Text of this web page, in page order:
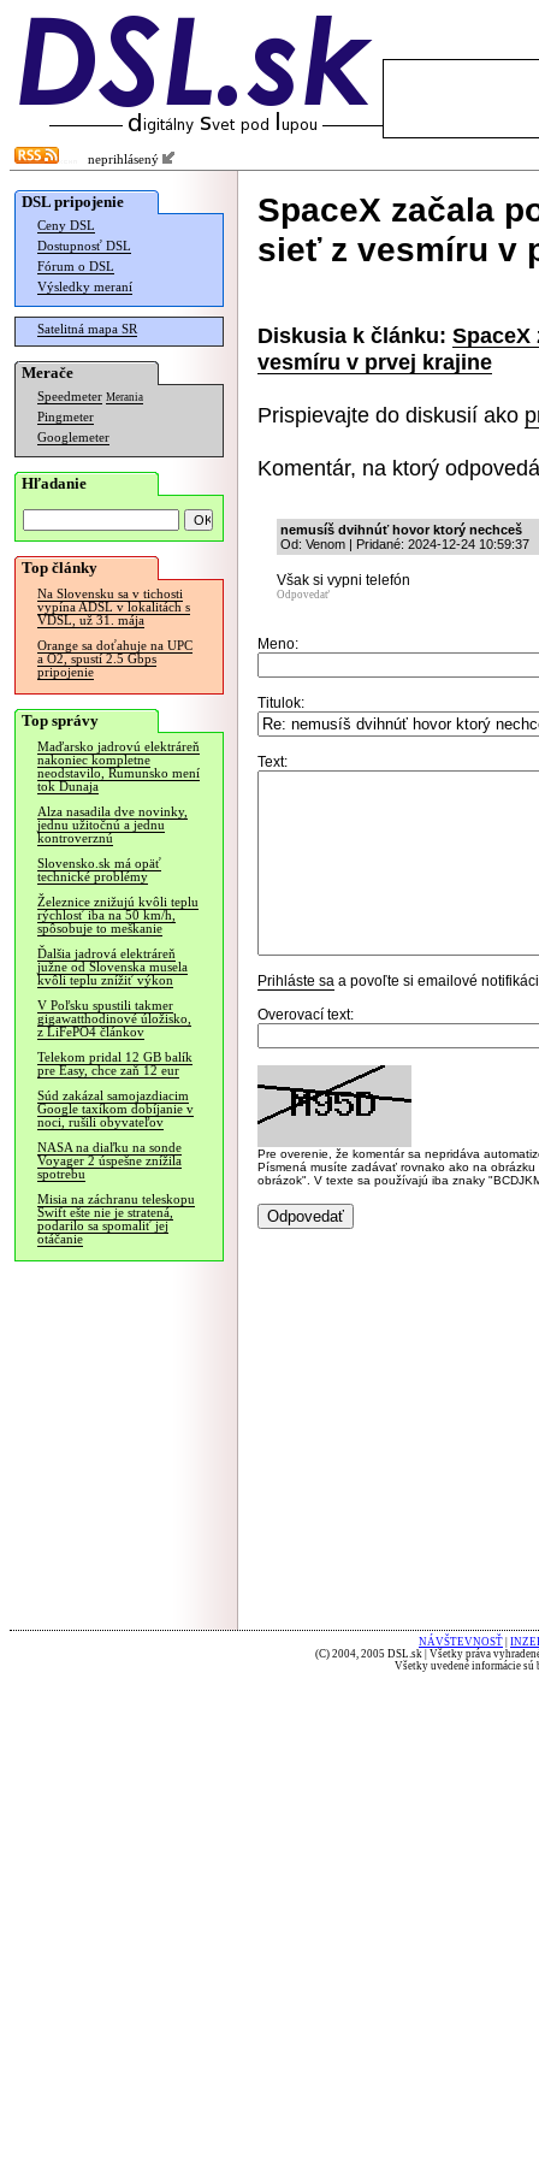
neprihlásený
DSL pripojenie
Ceny DSL
Dostupnosť DSL
Fórum o DSL
Výsledky meraní
Satelitná mapa SR
Merače
Speedmeter Merania
Pingmeter
Googlemeter
Hľadanie
Top články
Na Slovensku sa v tichosti
vypína ADSL v lokalitách s
VDSL, už 31. mája
Orange sa doťahuje na UPC
a O2, spustí 2.5 Gbps
pripojenie
Top správy
Maďarsko jadrovú elektráreň
nakoniec kompletne
neodstavilo, Rumunsko mení
tok Dunaja
Alza nasadila dve novinky,
jednu užitočnú a jednu
kontroverznú
Slovensko.sk má opäť
technické problémy
Železnice znižujú kvôli teplu
rýchlosť iba na 50 km/h,
spôsobuje to meškanie
Ďalšia jadrová elektráreň
južne od Slovenska musela
kvôli teplu znížiť výkon
V Poľsku spustili takmer
gigawatthodinové úložisko,
z LiFePO4 článkov
Telekom pridal 12 GB balík
pre Easy, chce zaň 12 eur
Súd zakázal samojazdiacim
Google taxíkom dobíjanie v
noci, rušili obyvateľov
NASA na diaľku na sonde
Voyager 2 úspešne znížila
spotrebu
Misia na záchranu teleskopu
Swift ešte nie je stratená,
podarilo sa spomaliť jej
otáčanie
SpaceX začala
sieť z vesmíru v
Diskusia k článku:
vesmíru v prvej krajine
Prispievajte do diskusií ako
Komentár, na ktorý
nemusíš dvihnúť hovor ktorý nechceš
Od: Venom | Pridané: 2024-12-24 10:59:37
Však si vypni telefón
Odpovedať
Meno:
Titulok:
Text:
Prihláste sa a povoľte si emailové
Overovací text:
Pre overenie, že komentár sa nepridáva
Písmená musíte zadávať rovnako ako na
obrázok". V texte sa používajú iba znaky
NÁVŠTEVNOSŤ
(C) 2004, 2005 DSL.sk | Všetky práva
Všetky uvedené informácie sú